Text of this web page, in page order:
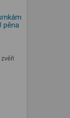
pěna